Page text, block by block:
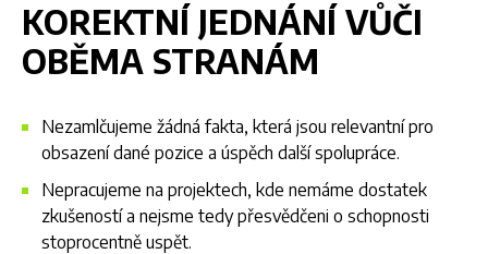
KOREKTNÍ JEDNÁNÍ VŮČI
OBĚMA STRANÁM
Nezamlčujeme žádná fakta, která jsou relevantní pro
obsazení dané pozice a úspěch další spolupráce.
Nepracujeme na projektech, kde nemáme dostatek
zkušeností a nejsme tedy přesvědčeni o schopnosti
stoprocentně uspět.